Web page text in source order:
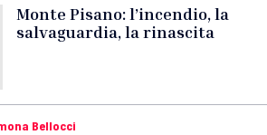
Monte Pisano: l’incendio, la
salvaguardia, la rinascita
Bellocci